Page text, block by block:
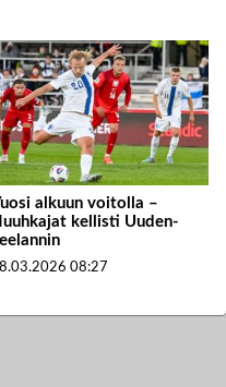
alkuun voitolla –
kellisti Uuden-
08:27